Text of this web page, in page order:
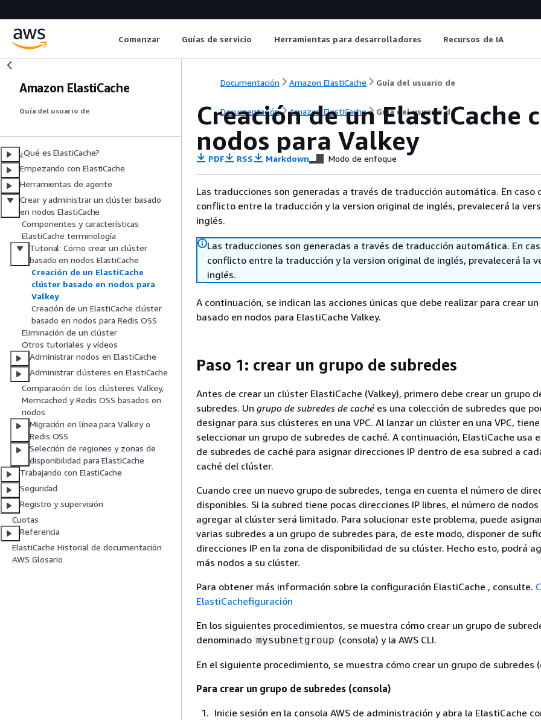
Comenzar Guías de servicio Herramientas para desarrolladores Recursos de IA
Amazon ElastiCache
Guía del usuario de
¿Qué es ElastiCache?
Empezando con ElastiCache
Herramientas de agente
Crear y administrar un clúster basado
en nodos ElastiCache
Componentes y características
ElastiCache terminología
Tutorial: Cómo crear un clúster
basado en nodos ElastiCache
Creación de un ElastiCache
clúster basado en nodos para
Valkey
Creación de un ElastiCache clúster
basado en nodos para Redis OSS
Eliminación de un clúster
Otros tutoriales y vídeos
Administrar nodos en ElastiCache
Administrar clústeres en ElastiCache
Comparación de los clústeres Valkey,
Memcached y Redis OSS basados en
nodos
Migración en línea para Valkey o
Redis OSS
Selección de regiones y zonas de
disponibilidad para ElastiCache
Trabajando con ElastiCache
Seguridad
Registro y supervisión
Cuotas
Referencia
ElastiCache Historial de documentación
AWS Glosario
Documentación Amazon ElastiCache Guía del usuario de
Documentación Amazon ElastiCache Guía del usuario de
Creación de un ElastiCache
nodos para Valkey
PDF RSS Markdown Modo de enfoque
Las traducciones son generadas a través de traducción automática. En caso
conflicto entre la traducción y la version original de inglés, prevalecerá la
inglés.
Las traducciones son generadas a través de traducción automática. En
conflicto entre la traducción y la version original de inglés, prevalecerá la
inglés.
A continuación, se indican las acciones únicas que debe realizar para crear
basado en nodos para ElastiCache Valkey.
Paso 1: crear un grupo de subredes
Antes de crear un clúster ElastiCache (Valkey), primero debe crear un grupo
subredes. Un grupo de subredes de cachées una colección de subredes que
designar para sus clústeres en una VPC. Al lanzar un clúster en una VPC,
seleccionar un grupo de subredes de caché. A continuación, ElastiCache usa
de subredes de caché para asignar direcciones IP dentro de esa subred a
caché del clúster.
Cuando cree un nuevo grupo de subredes, tenga en cuenta el número de
disponibles. Si la subred tiene pocas direcciones IP libres, el número de
agregar al clúster será limitado. Para solucionar este problema, puede
varias subredes a un grupo de subredes para, de este modo, disponer de
direcciones IP en la zona de disponibilidad de su clúster. Hecho esto, podrá
más nodos a su clúster.
Para obtener más información sobre la configuración ElastiCache , consulte.
ElastiCachefiguración
En los siguientes procedimientos, se muestra cómo crear un grupo de
denominado mysubnetgroup (consola) y la AWS CLI.
En el siguiente procedimiento, se muestra cómo crear un grupo de subredes
Para crear un grupo de subredes (consola)
Inicie sesión en la consola AWS de administración y abra la ElastiCache